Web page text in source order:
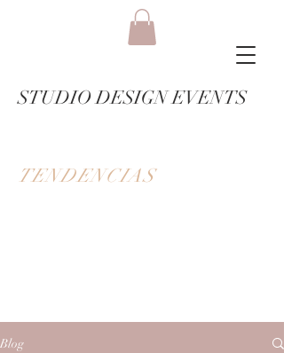
STUDIO DESIGN EVENTS
TENDENCIAS
Blog